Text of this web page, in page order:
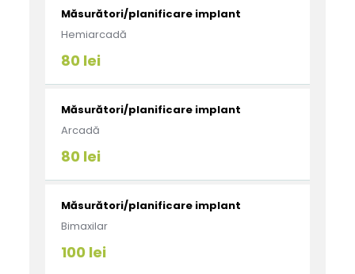
Măsurători/planificare implant
Hemiarcadă
80 lei
Măsurători/planificare implant
Arcadă
80 lei
Măsurători/planificare implant
Bimaxilar
100 lei